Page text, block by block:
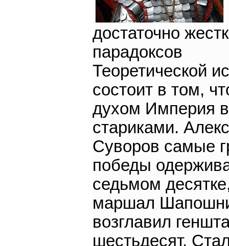
достаточно
парадоксов
Теоретической
состоит в том,
духом Империя
стариками.
Суворов самые
победы
седьмом
маршал
возглавил
шестьдесят,